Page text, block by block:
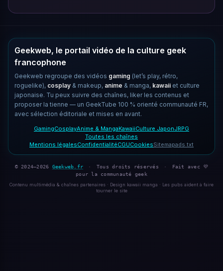
Geekweb, le portail vidéo de la culture geek
francophone
Geekweb regroupe des vidéos gaming (let’s play, rétro,
roguelike), cosplay & makeup, anime & manga, kawaii et culture
japonaise. Tu peux suivre des chaînes, liker les contenus et
proposer la tienne — un GeekTube 100 % orienté communauté FR,
avec sélection éditoriale et mises en avant.
GamingCosplayAnime & MangaKawaiiCulture JaponJRPG
Toutes les chaînes
Mentions légalesConfidentialitéCGUCookiesSitemapads.txt
© 2024–2026 Geekweb.fr · Tous droits réservés ·
Fait avec 💜
pour la communauté geek
Contenu multimédia & chaînes partenaires · Design kawaii manga · Les pubs aident à faire
tourner le site